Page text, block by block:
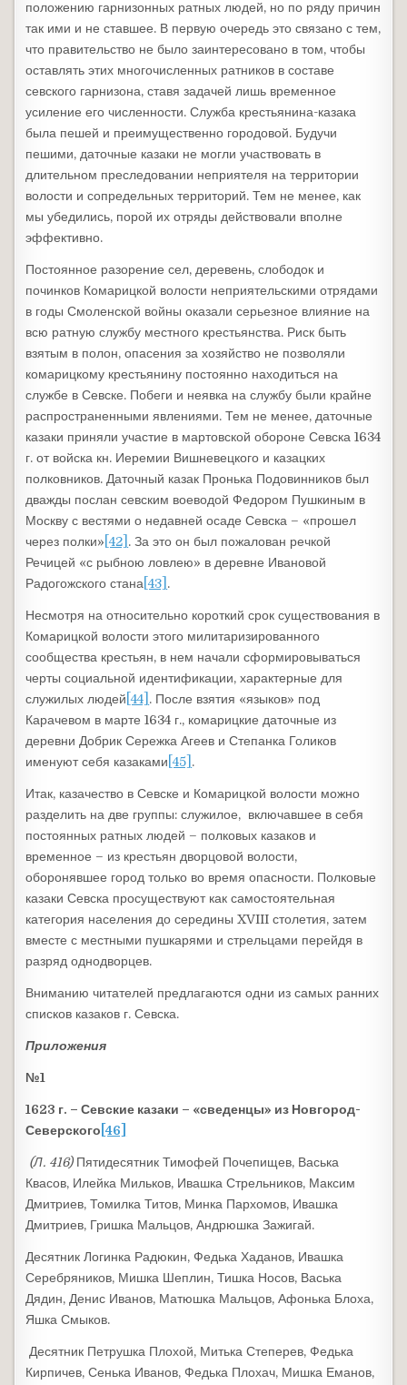
положению гарнизонных ратных людей, но по ряду причин
так ими и не ставшее. В первую очередь это связано с тем,
что правительство не было заинтересовано в том, чтобы
оставлять этих многочисленных ратников в составе
севского гарнизона, ставя задачей лишь временное
усиление его численности. Служба крестьянина-казака
была пешей и преимущественно городовой. Будучи
пешими, даточные казаки не могли участвовать в
длительном преследовании неприятеля на территории
волости и сопредельных территорий. Тем не менее, как
мы убедились, порой их отряды действовали вполне
эффективно.
Постоянное разорение сел, деревень, слободок и
починков Комарицкой волости неприятельскими отрядами
в годы Смоленской войны оказали серьезное влияние на
всю ратную службу местного крестьянства. Риск быть
взятым в полон, опасения за хозяйство не позволяли
комарицкому крестьянину постоянно находиться на
службе в Севске. Побеги и неявка на службу были крайне
распространенными явлениями. Тем не менее, даточные
казаки приняли участие в мартовской обороне Севска 1634
г. от войска кн. Иеремии Вишневецкого и казацких
полковников. Даточный казак Пронька Подовинников был
дважды послан севским воеводой Федором Пушкиным в
Москву с вестями о недавней осаде Севска – «прошел
через полки» [42] . За это он был пожалован речкой
Речицей «с рыбною ловлею» в деревне Ивановой
Радогожского стана [43] .
Несмотря на относительно короткий срок существования в
Комарицкой волости этого милитаризированного
сообщества крестьян, в нем начали сформировываться
черты социальной идентификации, характерные для
служилых людей [44] . После взятия «языков» под
Карачевом в марте 1634 г., комарицкие даточные из
деревни Добрик Сережка Агеев и Степанка Голиков
именуют себя казаками [45] .
Итак, казачество в Севске и Комарицкой волости можно
разделить на две группы: служилое, включавшее в себя
постоянных ратных людей – полковых казаков и
временное – из крестьян дворцовой волости,
оборонявшее город только во время опасности. Полковые
казаки Севска просуществуют как самостоятельная
категория населения до середины XVIII столетия, затем
вместе с местными пушкарями и стрельцами перейдя в
разряд однодворцев.
Вниманию читателей предлагаются одни из самых ранних
списков казаков г. Севска.
Приложения
№1
1623 г. – Севские казаки – «сведенцы» из Новгород-
Северского [46]
(Л. 416)Пятидесятник Тимофей Почепищев, Васька
Квасов, Илейка Мильков, Ивашка Стрельников, Максим
Дмитриев, Томилка Титов, Минка Пархомов, Ивашка
Дмитриев, Гришка Мальцов, Андрюшка Зажигай.
Десятник Логинка Радюкин, Федька Хаданов, Ивашка
Серебряников, Мишка Шеплин, Тишка Носов, Васька
Дядин, Денис Иванов, Матюшка Мальцов, Афонька Блоха,
Яшка Смыков.
Десятник Петрушка Плохой, Митька Степерев, Федька
Кирпичев, Сенька Иванов, Федька Плохач, Мишка Еманов,